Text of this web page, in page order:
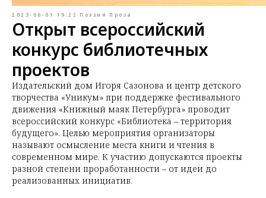
2023-06-01 19:22 Поэзия Проза
Открыт всероссийский
конкурс библиотечных
проектов
Издательский дом Игоря Сазонова и центр детского
творчества «Уникум» при поддержке фестивального
движения «Книжный маяк Петербурга» проводит
всероссийский конкурс «Библиотека – территория
будущего». Целью мероприятия организаторы
называют осмысление места книги и чтения в
современном мире. К участию допускаются проекты
разной степени проработанности – от идеи до
реализованных инициатив.